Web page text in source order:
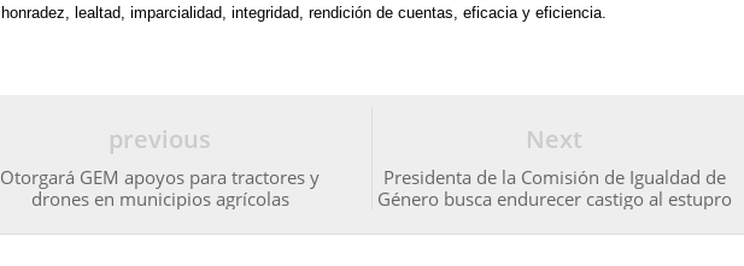
honradez, lealtad, imparcialidad, integridad, rendición de cuentas, eficacia y eficiencia.
Next
Presidenta de la Comisión de Igualdad de
Género busca endurecer castigo al estupro
previous
Otorgará GEM apoyos para tractores y
drones en municipios agrícolas